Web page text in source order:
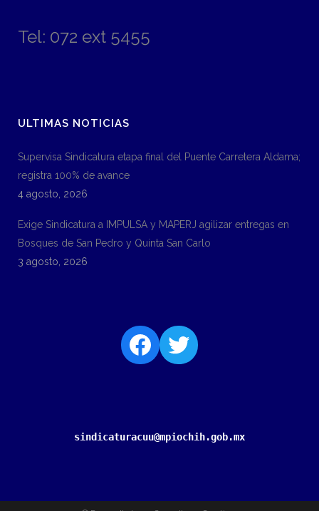
Tel: 072 ext 5455
ULTIMAS NOTICIAS
Supervisa Sindicatura etapa final del Puente Carretera Aldama;
registra 100% de avance
4 agosto, 2026
Exige Sindicatura a IMPULSA y MAPERJ agilizar entregas en
Bosques de San Pedro y Quinta San Carlo
3 agosto, 2026
sindicaturacuu@mpiochih.gob.mx